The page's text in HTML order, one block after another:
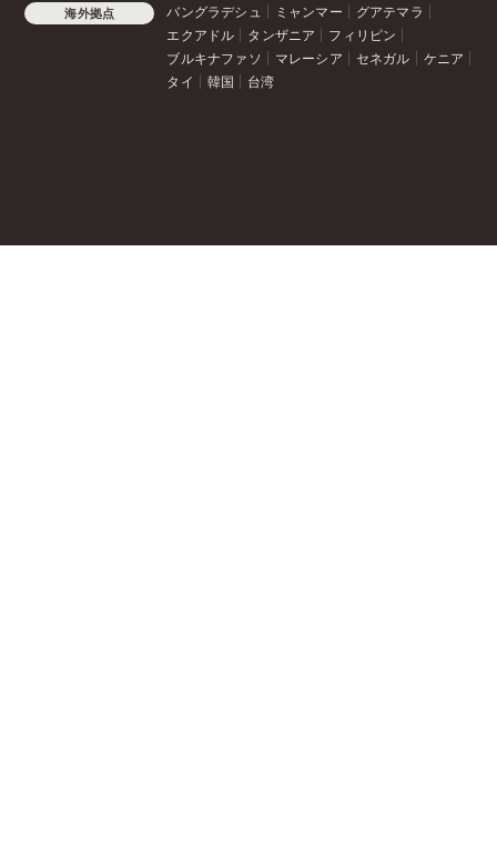
海外拠点 バングラデシュ ミャンマー
グアテマラ
エクアドル
タンザニア
フィリピン
ブルキナファソ
マレーシア セネガル
ケニア
タイ
韓国 台湾